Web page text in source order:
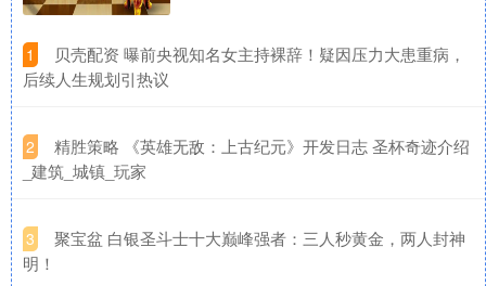
1
​贝壳配资 曝前央视知名女主持裸辞！疑因压力大患重病，
后续人生规划引热议
2
​精胜策略 《英雄无敌：上古纪元》开发日志 圣杯奇迹介绍
_建筑_城镇_玩家
3
​聚宝盆 白银圣斗士十大巅峰强者：三人秒黄金，两人封神
明！